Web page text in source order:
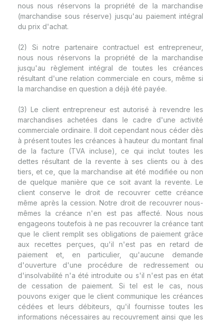
nous nous réservons la propriété de la marchandise
(marchandise sous réserve) jusqu'au paiement intégral
du prix d'achat.
(2) Si notre partenaire contractuel est entrepreneur,
nous nous réservons la propriété de la marchandise
jusqu'au règlement intégral de toutes les créances
résultant d'une relation commerciale en cours, même si
la marchandise en question a déjà été payée.
(3) Le client entrepreneur est autorisé à revendre les
marchandises achetées dans le cadre d'une activité
commerciale ordinaire. Il doit cependant nous céder dès
à présent toutes les créances à hauteur du montant final
de la facture (TVA incluse), ce qui inclut toutes les
dettes résultant de la revente à ses clients ou à des
tiers, et ce, que la marchandise ait été modifiée ou non
de quelque manière que ce soit avant la revente. Le
client conserve le droit de recouvrer cette créance
même après la cession. Notre droit de recouvrer nous-
mêmes la créance n'en est pas affecté. Nous nous
engageons toutefois à ne pas recouvrer la créance tant
que le client remplit ses obligations de paiement grâce
aux recettes perçues, qu'il n'est pas en retard de
paiement et, en particulier, qu'aucune demande
d'ouverture d'une procédure de redressement ou
d'insolvabilité n'a été introduite ou s'il n'est pas en état
de cessation de paiement. Si tel est le cas, nous
pouvons exiger que le client communique les créances
cédées et leurs débiteurs, qu'il fournisse toutes les
informations nécessaires au recouvrement ainsi que les